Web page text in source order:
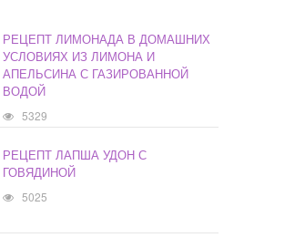
РЕЦЕПТ ЛИМОНАДА В ДОМАШНИХ
УСЛОВИЯХ ИЗ ЛИМОНА И
АПЕЛЬСИНА С ГАЗИРОВАННОЙ
ВОДОЙ
5329
РЕЦЕПТ ЛАПША УДОН С
ГОВЯДИНОЙ
5025